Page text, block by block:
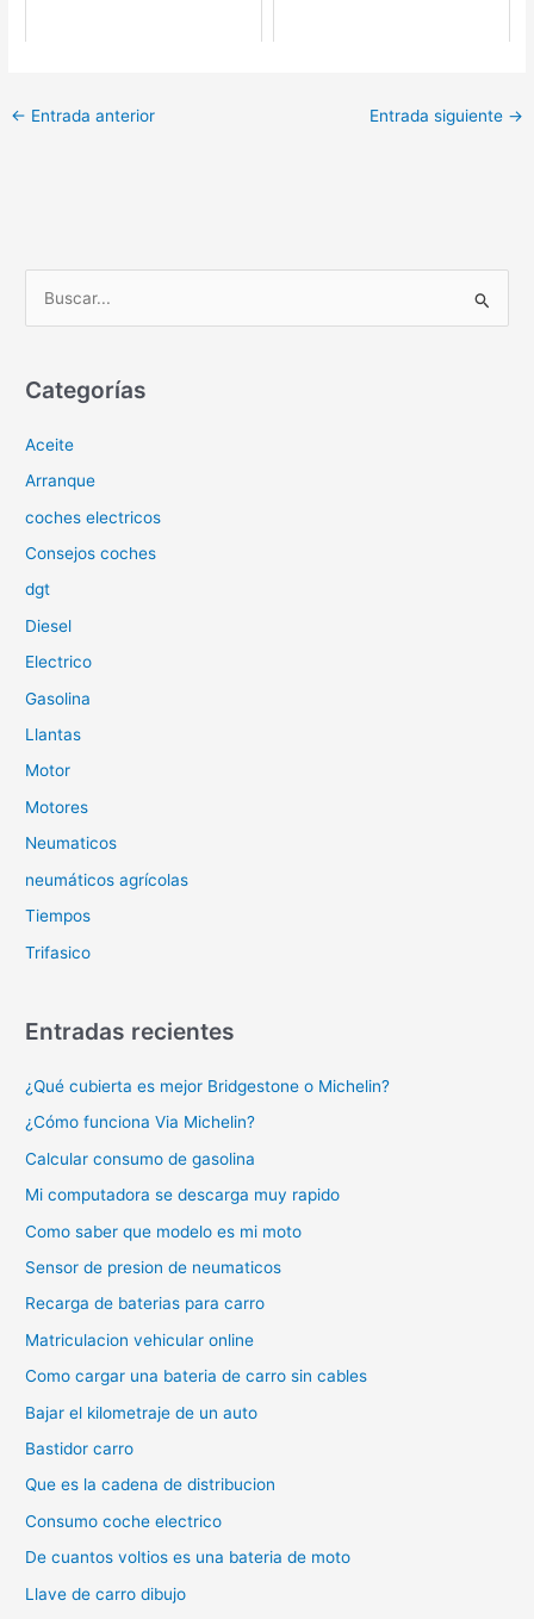
← Entrada anterior Entrada siguiente →
c
r
p
o
Categorías
Aceite
Arranque
coches electricos
Consejos coches
dgt
Diesel
Electrico
Gasolina
Llantas
Motor
Motores
Neumaticos
neumáticos agrícolas
Tiempos
Trifasico
Entradas recientes
¿Qué cubierta es mejor Bridgestone o Michelin?
¿Cómo funciona Via Michelin?
Calcular consumo de gasolina
Mi computadora se descarga muy rapido
Como saber que modelo es mi moto
Sensor de presion de neumaticos
Recarga de baterias para carro
Matriculacion vehicular online
Como cargar una bateria de carro sin cables
Bajar el kilometraje de un auto
Bastidor carro
Que es la cadena de distribucion
Consumo coche electrico
De cuantos voltios es una bateria de moto
Llave de carro dibujo